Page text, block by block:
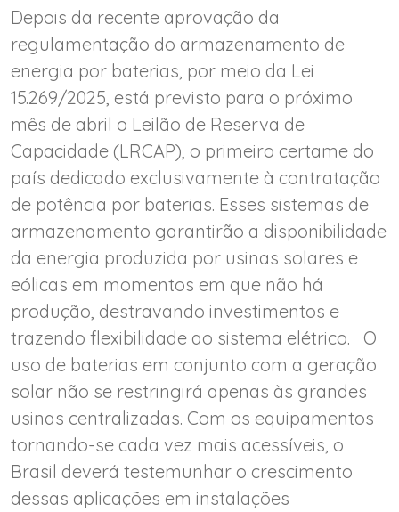
Depois da recente aprovação da
regulamentação do armazenamento de
energia por baterias, por meio da Lei
15.269/2025, está previsto para o próximo
mês de abril o Leilão de Reserva de
Capacidade (LRCAP), o primeiro certame do
país dedicado exclusivamente à contratação
de potência por baterias. Esses sistemas de
armazenamento garantirão a disponibilidade
da energia produzida por usinas solares e
eólicas em momentos em que não há
produção, destravando investimentos e
trazendo flexibilidade ao sistema elétrico. O
uso de baterias em conjunto com a geração
solar não se restringirá apenas às grandes
usinas centralizadas. Com os equipamentos
tornando-se cada vez mais acessíveis, o
Brasil deverá testemunhar o crescimento
dessas aplicações em instalações